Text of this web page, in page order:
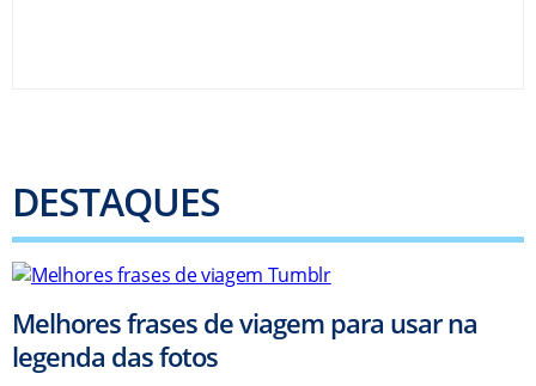
DESTAQUES
Melhores frases de viagem para usar na
legenda das fotos